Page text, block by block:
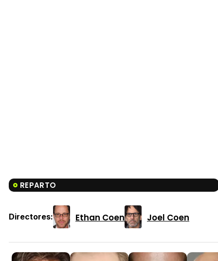
REPARTO
Directores: Ethan Coen Joel Coen